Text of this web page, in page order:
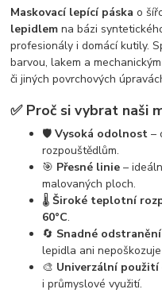
Maskovací lepící páska o
lepidlem na bázi
profesionály i domácí kutily.
barvou, lakem a
či jiných povrchových
✅ Proč si vybrat naši
🛡️Vysoká odolnost –
rozpouštědlům.
🎯 Přesné linie –
malovaných ploch.
🌡️Široké teplotní
60°C.
🔄 Snadné odstranění
lepidla ani
🎨 Univerzální použití
i průmyslové využití.